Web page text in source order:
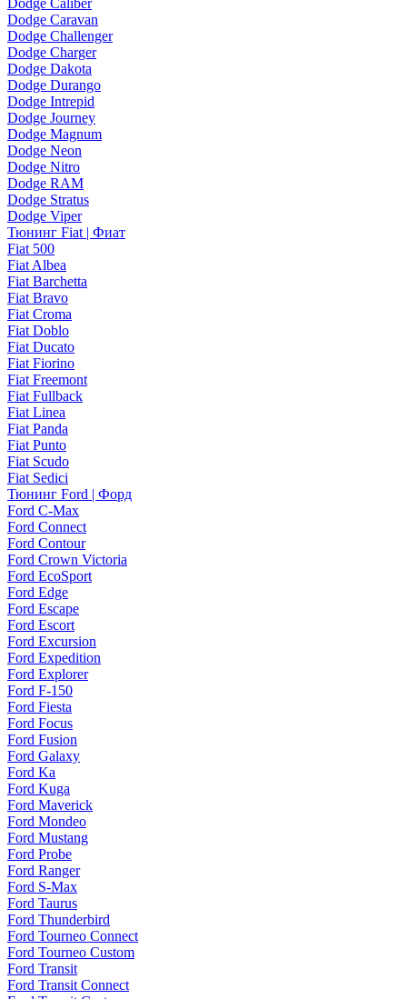
Dodge Caliber
Dodge Caravan
Dodge Challenger
Dodge Charger
Dodge Dakota
Dodge Durango
Dodge Intrepid
Dodge Journey
Dodge Magnum
Dodge Neon
Dodge Nitro
Dodge RAM
Dodge Stratus
Dodge Viper
Тюнинг Fiat | Фиат
Fiat 500
Fiat Albea
Fiat Barchetta
Fiat Bravo
Fiat Croma
Fiat Doblo
Fiat Ducato
Fiat Fiorino
Fiat Freemont
Fiat Fullback
Fiat Linea
Fiat Panda
Fiat Punto
Fiat Scudo
Fiat Sedici
Тюнинг Ford | Форд
Ford C-Max
Ford Connect
Ford Contour
Ford Crown Victoria
Ford EcoSport
Ford Edge
Ford Escape
Ford Escort
Ford Excursion
Ford Expedition
Ford Explorer
Ford F-150
Ford Fiesta
Ford Focus
Ford Fusion
Ford Galaxy
Ford Ka
Ford Kuga
Ford Maverick
Ford Mondeo
Ford Mustang
Ford Probe
Ford Ranger
Ford S-Max
Ford Taurus
Ford Thunderbird
Ford Tourneo Connect
Ford Tourneo Custom
Ford Transit
Ford Transit Connect